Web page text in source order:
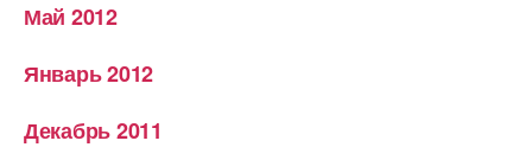
Май 2012
Январь 2012
Декабрь 2011